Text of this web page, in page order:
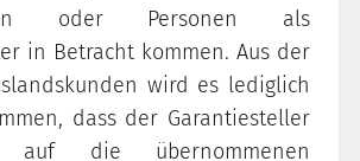
oder Personen als
in Betracht kommen. Aus der
wird es lediglich
dass der Garantiesteller
die übernommenen